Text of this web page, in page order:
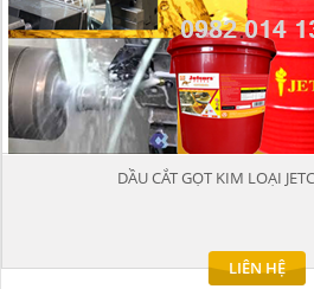
DẦU CẮT GỌT KIM LOẠI
LIÊN HỆ